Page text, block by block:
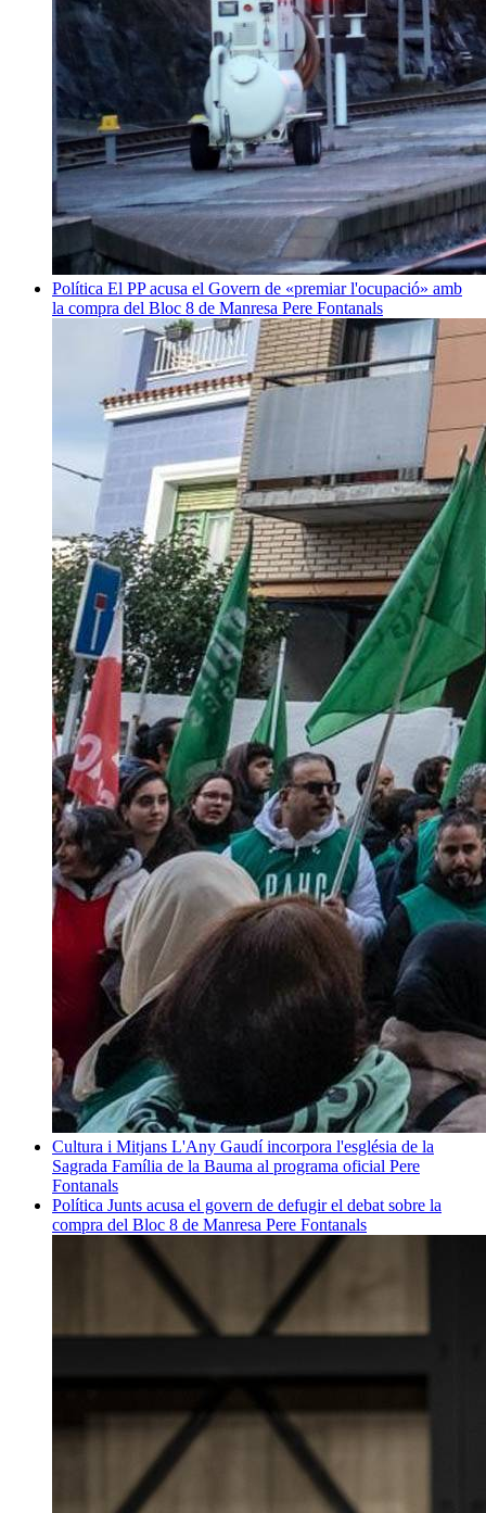
Política El PP acusa el Govern de «premiar l'ocupació» amb
la compra del Bloc 8 de Manresa Pere Fontanals
Cultura i Mitjans L'Any Gaudí incorpora l'església de la
Sagrada Família de la Bauma al programa oficial Pere
Fontanals
Política Junts acusa el govern de defugir el debat sobre la
compra del Bloc 8 de Manresa Pere Fontanals